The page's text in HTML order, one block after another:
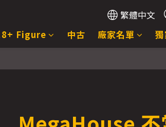
繁體中文
Figure 中古 廠家名單